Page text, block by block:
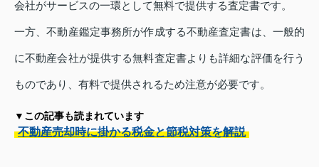
会社がサービスの一環として無料で提供する査定書です。
一方、不動産鑑定事務所が作成する不動産査定書は、一般的
に不動産会社が提供する無料査定書よりも詳細な評価を行う
ものであり、有料で提供されるため注意が必要です。
▼この記事も読まれています
不動産売却時に掛かる税金と節税対策を解説